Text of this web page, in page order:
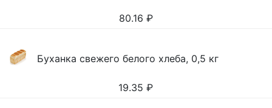
80.16 ₽
Буханка свежего белого хлеба, 0,5 кг
19.35 ₽